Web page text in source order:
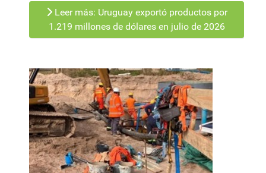
Leer más: Uruguay exportó productos por
1.219 millones de dólares en julio de 2026